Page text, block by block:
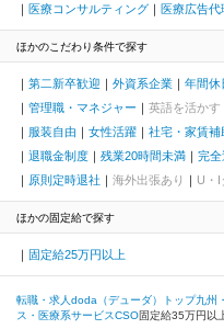
医療コンサルティング
医療広告代
ほかのこだわり条件で探す
第二新卒歓迎 外資系企業 年間休
管理職・マネジャー
英語を活かす
服装自由
女性活躍 社宅・家賃補
退職金制度
残業20時間未満 完全
原則定時退社
海外出張あり U・I
ほかの固定給で探す
固定給25万円以上
転職・求人doda（デューダ）トップ九州
ス・医療系サービスCSO固定給35万円以